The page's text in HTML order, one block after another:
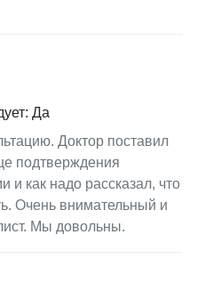
Да
Доктор поставил
подтверждения
и как надо рассказал, что
Очень внимательный и
Мы довольны.